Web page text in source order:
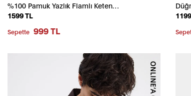
%100 Pamuk Yazlık Flamlı Keten
Görünümlü Gömlek
1599 TL
Sepette 999 TL